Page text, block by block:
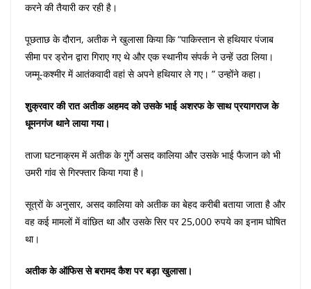
करने की तैयारी कर रही है।
पूछताछ के दौरान, अतीक ने खुलासा किया कि “पाकिस्तान से हथियार पंजाब
सीमा पर ड्रोन द्वारा गिराए गए थे और एक स्थानीय संपर्क ने उन्हें उठा लिया।
जम्मू-कश्मीर में आतंकवादी वहां से अपने हथियार ले गए। ” उन्होंने कहा।
शुक्रवार की रात अतीक अहमद को उसके भाई अशरफ के साथ प्रयागराज के
धूमनगंज थाने लाया गया।
ताजा घटनाक्रम में अतीक के गुर्गे असद कालिया और उसके भाई फैजान को भी
उमरी गांव से गिरफ्तार किया गया है।
सूत्रों के अनुसार, असद कालिया को अतीक का बेहद करीबी बताया जाता है और
वह कई मामलों में वांछित था और उसके सिर पर 25,000 रुपये का इनाम घोषित
था।
अतीक के ऑफिस से बरामद कैश पर बड़ा खुलासा।